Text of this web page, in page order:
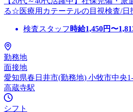
る☆医療用カテーテルの目視検査/日
検査スタッフ 時給1,450円〜
勤務地
面接地
愛知県春日井市(勤務地) 小牧市中央
高蔵寺駅
シフト